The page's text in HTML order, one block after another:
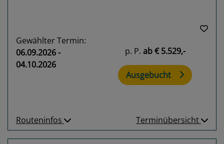
Gewählter Termin:
06.09.2026 -
04.10.2026
p. P. ab€ 5.529,-
Ausgebucht
Routeninfos Terminübersicht